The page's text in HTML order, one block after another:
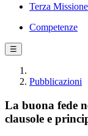
Terza Missione
Competenze
☰
Pubblicazioni
La buona fede
clausole e